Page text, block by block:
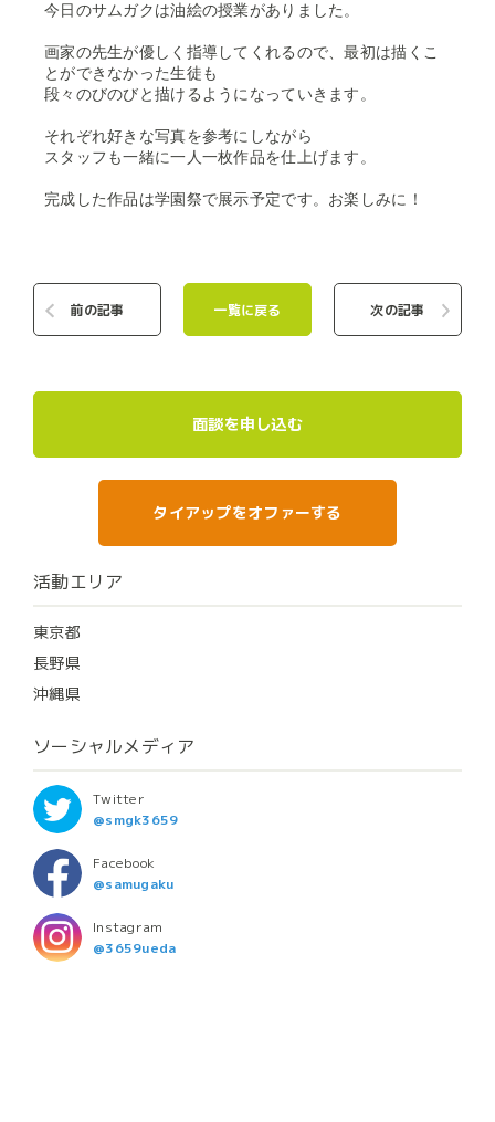
今日のサムガクは油絵の授業がありました。
画家の先生が優しく指導してくれるので、最初は描くこ
とができなかった生徒も
段々のびのびと描けるようになっていきます。
それぞれ好きな写真を参考にしながら
スタッフも一緒に一人一枚作品を仕上げます。
完成した作品は学園祭で展示予定です。お楽しみに！
前の記事 一覧に戻る 次の記事
面談を申し込む
タイアップをオファーする
活動エリア
東京都
長野県
沖縄県
ソーシャルメディア
Twitter
@smgk3659
Facebook
@samugaku
Instagram
@3659ueda